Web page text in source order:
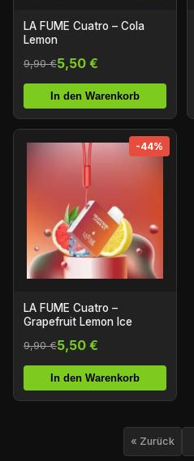
LA FUME Cuatro – Cola
Lemon
9,90 €5,50 €
In den Warenkorb
-44%
LA FUME Cuatro –
Grapefruit Lemon Ice
9,90 €5,50 €
In den Warenkorb
« Zurück